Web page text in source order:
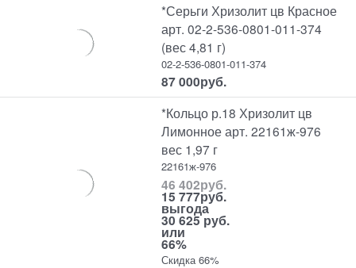
*Серьги Хризолит цв Красное
арт. 02-2-536-0801-011-374
(вес 4,81 г)
02-2-536-0801-011-374
87 000руб.
*Кольцо р.18 Хризолит цв
Лимонное арт. 22161ж-976
вес 1,97 г
22161ж-976
46 402руб.
15 777руб.
выгода
30 625 руб.
или
66%
Скидка 66%